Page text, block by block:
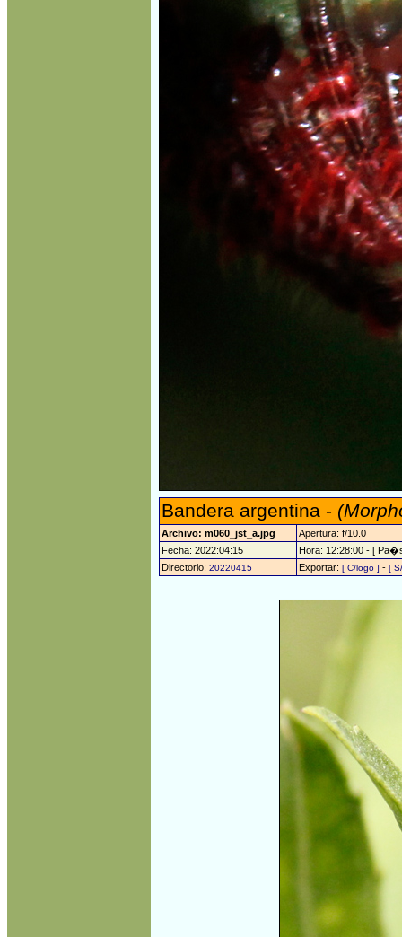
Bandera argentina -
Archivo: m060_jst_a.jpg
Apertura: f/10.0
Fecha: 2022:04:15
Hora: 12:28:00 - [
Directorio: 20220415 Exportar: [ C/logo ] - [